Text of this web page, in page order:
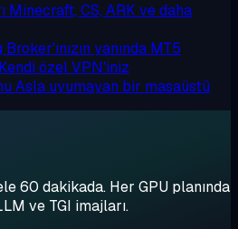
Minecraft, CS, ARK ve daha
Broker'ınızın yanında MT5
Kendi özel VPN'iniz
Asla uyumayan bir masaüstü
60 dakikada. Her GPU planında
ve TGI imajları.